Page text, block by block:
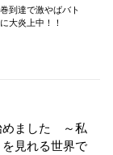
到達で激やばバト
大炎上中！！
めました ～私
見れる世界で